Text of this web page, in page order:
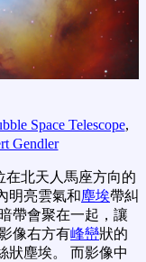
Space Telescope,
Gendler
在北天人馬座方向的
明亮雲氣和塵埃帶糾
帶會聚在一起，讓
像右方有峰巒狀的
狀塵埃。 而影像中